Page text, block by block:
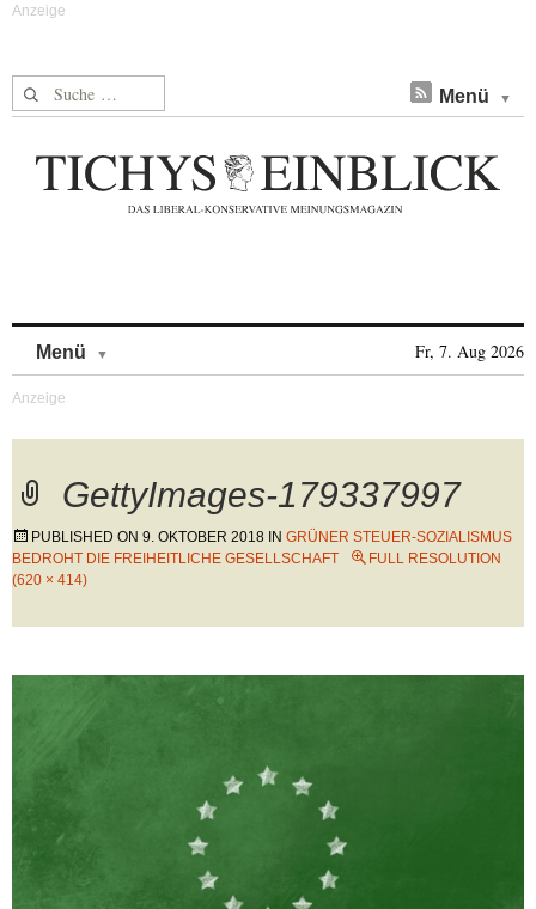
Suche nach: Menü
Menü Fr, 7. Aug 2026
GettyImages-179337997
PUBLISHED ON 9. OKTOBER 2018 IN GRÜNER STEUER-SOZIALISMUS
BEDROHT DIE FREIHEITLICHE GESELLSCHAFT
FULL RESOLUTION
(620 × 414)